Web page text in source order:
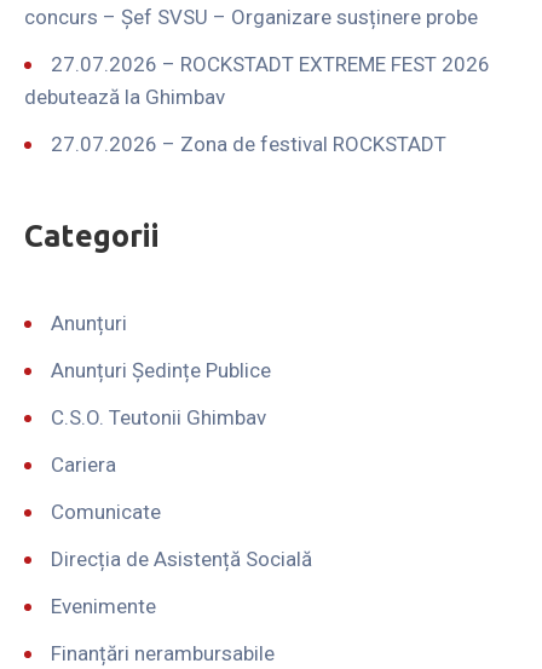
concurs – Șef SVSU – Organizare susținere probe
27.07.2026 – ROCKSTADT EXTREME FEST 2026
debutează la Ghimbav
27.07.2026 – Zona de festival ROCKSTADT
Categorii
Anunțuri
Anunțuri Ședințe Publice
C.S.O. Teutonii Ghimbav
Cariera
Comunicate
Direcția de Asistență Socială
Evenimente
Finanțări nerambursabile